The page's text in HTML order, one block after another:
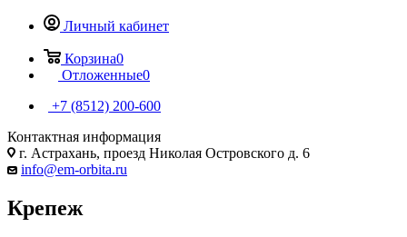
Личный кабинет
Корзина0
Отложенные0
+7 (8512) 200-600
Контактная информация
г. Астрахань, проезд Николая Островского д. 6
info@em-orbita.ru
Крепеж